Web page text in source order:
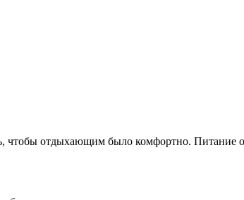
чтобы отдыхающим было комфортно. Питание